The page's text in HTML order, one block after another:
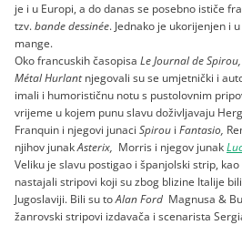
je i u Europi, a do danas se posebno ističe
tzv.bande dessinée. Jednako je ukorijenjen i
mange.
Oko francuskih časopisa Le Journal de
Métal Hurlantnjegovali su se umjetnički i
imali i humorističnu notu s pustolovnim
vrijeme u kojem punu slavu doživljavaju
Franquin i njegovi junaci Spirou i Fantasio,
njihov junakAsterix, Morris i njegov junak
Veliku je slavu postigao i španjolski strip,
nastajali stripovi koji su zbog blizine Italije
Jugoslaviji. Bili su toAlan Ford Magnusa &
žanrovski stripovi izdavača i scenarista